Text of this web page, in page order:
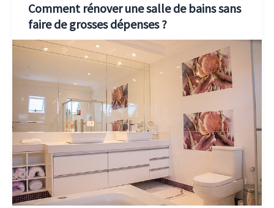
Comment rénover une salle de bains sans
faire de grosses dépenses ?